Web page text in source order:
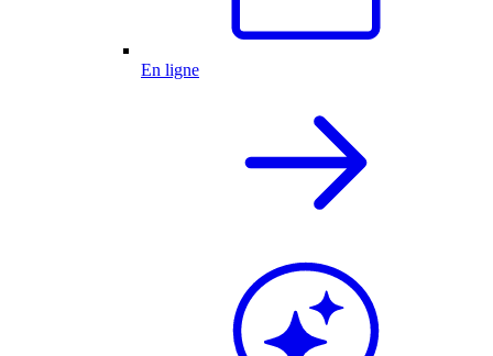
En ligne